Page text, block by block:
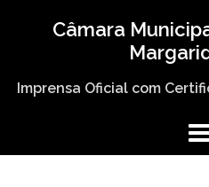
Câmara
Imprensa Oficial com